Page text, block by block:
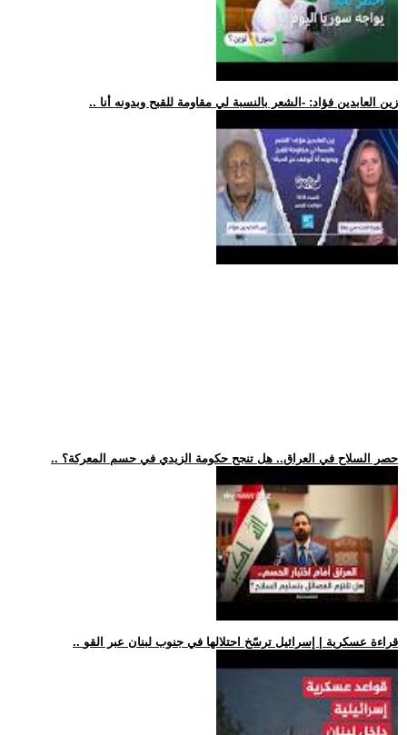
.. زين العابدين فؤاد: -الشعر بالنسبة لي مقاومة للقبح وبدونه أنا
.. حصر السلاح في العراق.. هل تنجح حكومة الزيدي في حسم المعركة؟
.. قراءة عسكرية | إسرائيل ترسّخ احتلالها في جنوب لبنان عبر القو